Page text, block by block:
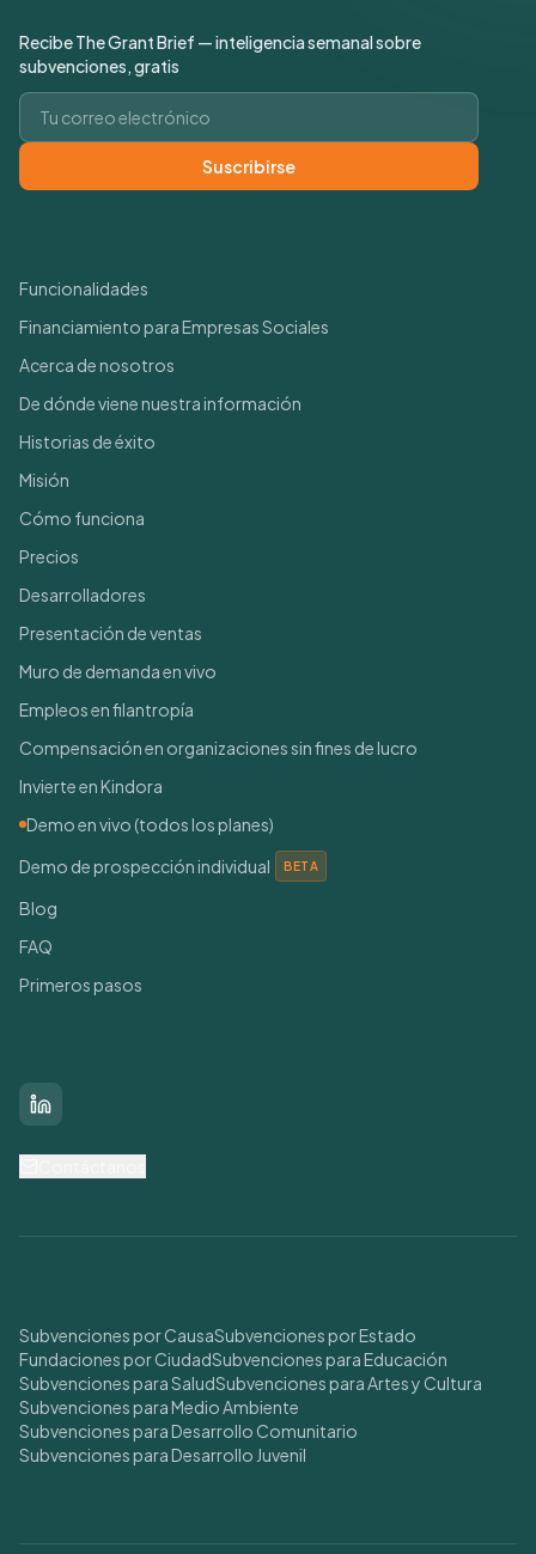
Recibe The Grant Brief — inteligencia semanal sobre
subvenciones, gratis
Correo electrónico
Suscribirse
Funcionalidades
Financiamiento para Empresas Sociales
Acerca de nosotros
De dónde viene nuestra información
Historias de éxito
Misión
Cómo funciona
Precios
Desarrolladores
Presentación de ventas
Muro de demanda en vivo
Empleos en filantropía
Compensación en organizaciones sin fines de lucro
Invierte en Kindora
Demo en vivo (todos los planes)
Demo de prospección individual
BETA
Blog
FAQ
Primeros pasos
LinkedIn
Subvenciones por CausaSubvenciones por Estado
Fundaciones por CiudadSubvenciones para Educación
Subvenciones para SaludSubvenciones para Artes y Cultura
Subvenciones para Medio Ambiente
Subvenciones para Desarrollo Comunitario
Subvenciones para Desarrollo Juvenil